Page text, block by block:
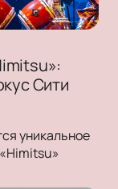
Сити
уникальное